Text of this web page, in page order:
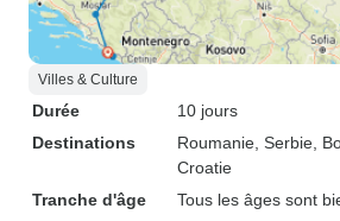
Villes & Culture
Durée
10 jours
Destinations
Roumanie , Serbie ,
Croatie
Tranche d'âge
Tous les âges sont